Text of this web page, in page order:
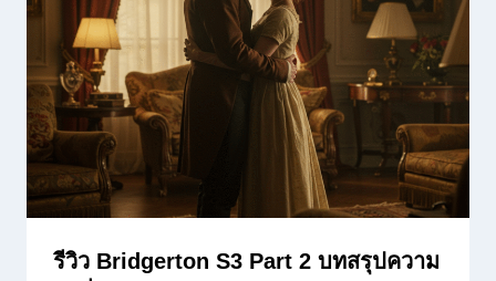
รีวิว Bridgerton S3 Part 2 บทสรุปความ